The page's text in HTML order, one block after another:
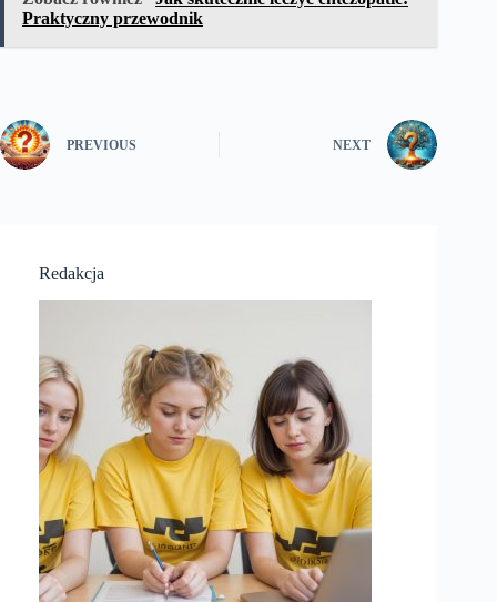
Praktyczny przewodnik
PREVIOUS NEXT
Redakcja